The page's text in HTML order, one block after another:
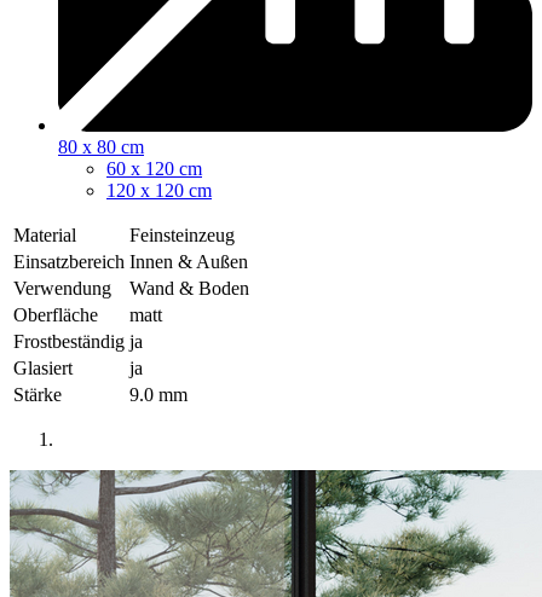
80 x 80 cm
60 x 120 cm
120 x 120 cm
Material
Feinsteinzeug
Einsatzbereich Innen & Außen
Verwendung
Wand & Boden
Oberfläche
matt
Frostbeständig ja
Glasiert
ja
Stärke
9.0 mm